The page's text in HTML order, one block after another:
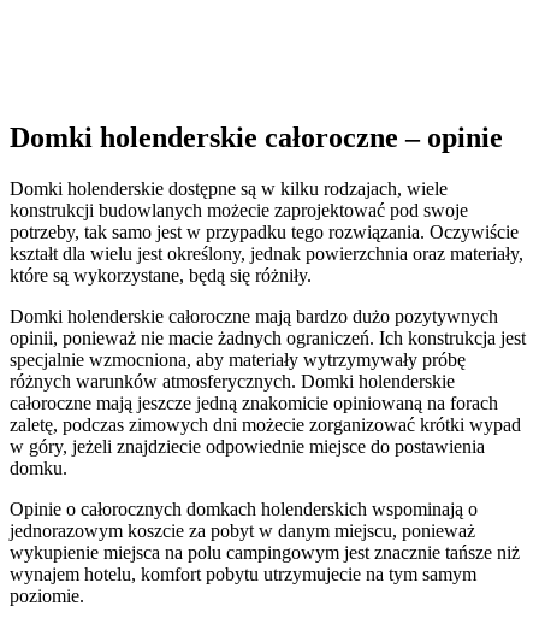
Domki holenderskie całoroczne – opinie
Domki holenderskie dostępne są w kilku rodzajach, wiele
konstrukcji budowlanych możecie zaprojektować pod swoje
potrzeby, tak samo jest w przypadku tego rozwiązania. Oczywiście
kształt dla wielu jest określony, jednak powierzchnia oraz materiały,
które są wykorzystane, będą się różniły.
Domki holenderskie całoroczne mają bardzo dużo pozytywnych
opinii, ponieważ nie macie żadnych ograniczeń. Ich konstrukcja jest
specjalnie wzmocniona, aby materiały wytrzymywały próbę
różnych warunków atmosferycznych. Domki holenderskie
całoroczne mają jeszcze jedną znakomicie opiniowaną na forach
zaletę, podczas zimowych dni możecie zorganizować krótki wypad
w góry, jeżeli znajdziecie odpowiednie miejsce do postawienia
domku.
Opinie o całorocznych domkach holenderskich wspominają o
jednorazowym koszcie za pobyt w danym miejscu, ponieważ
wykupienie miejsca na polu campingowym jest znacznie tańsze niż
wynajem hotelu, komfort pobytu utrzymujecie na tym samym
poziomie.